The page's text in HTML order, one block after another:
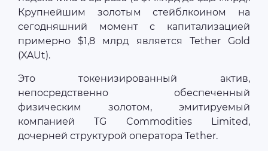
Крупнейшим золотым стейблкоином на
сегодняшний момент с капитализацией
примерно $1,8 млрд является Tether Gold
(XAUt).
Это токенизированный актив,
непосредственно обеспеченный
физическим золотом, эмитируемый
компанией TG Commodities Limited,
дочерней структурой оператора Tether.